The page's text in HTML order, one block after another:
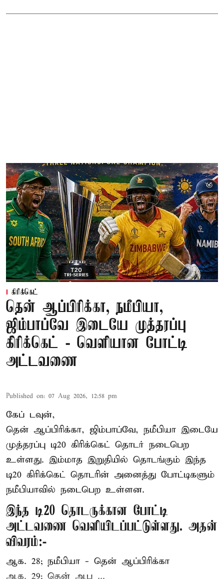
கிரிக்கெட்
தென் ஆப்பிரிக்கா, நமீபியா,
ஜிம்பாப்வே இடையே முத்தரப்பு
கிரிக்கெட் - வெளியான போட்டி
அட்டவணை
Published on: 07 Aug 2026, 12:58 pm
கேப் டவுன்,
தென் ஆப்பிரிக்கா, ஜிம்பாப்வே, நமீபியா இடையே
முத்தரப்பு டி20 கிரிக்கெட் தொடர் நடைபெற
உள்ளது. இம்மாத இறுதியில் தொடங்கும் இந்த
டி20 கிரிக்கெட் தொடரின் அனைத்து போட்டிகளும்
நமீபியாவில் நடைபெற உள்ளன.
இந்த டி20 தொடருக்கான போட்டி
அட்டவணை வெளியிடப்பட்டுள்ளது. அதன்
விவரம்:-
ஆக. 28; நமீபியா - தென் ஆப்பிரிக்கா
ஆக. 29; தென் ஆப ...